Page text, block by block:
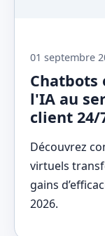
01 septembre
Chatbots
l'IA au
client 24/
Découvrez
virtuels
gains
2026.